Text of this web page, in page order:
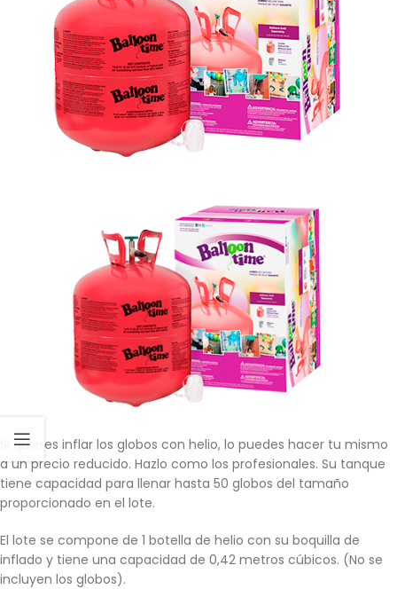
Si quieres inflar los globos con helio, lo puedes hacer tu mismo
a un precio reducido. Hazlo como los profesionales. Su tanque
tiene capacidad para llenar hasta 50 globos del tamaño
proporcionado en el lote.
El lote se compone de 1 botella de helio con su boquilla de
inflado y tiene una capacidad de 0,42 metros cúbicos. (No se
incluyen los globos).